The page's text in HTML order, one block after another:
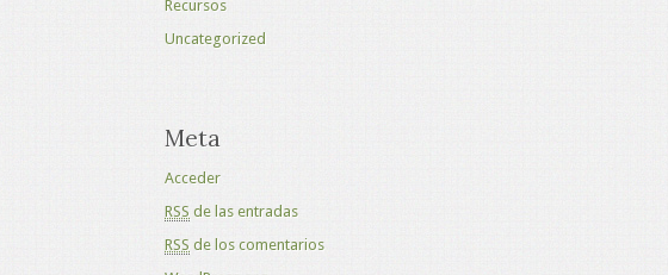
Recursos
Uncategorized
Meta
Acceder
RSS de las entradas
RSS de los comentarios